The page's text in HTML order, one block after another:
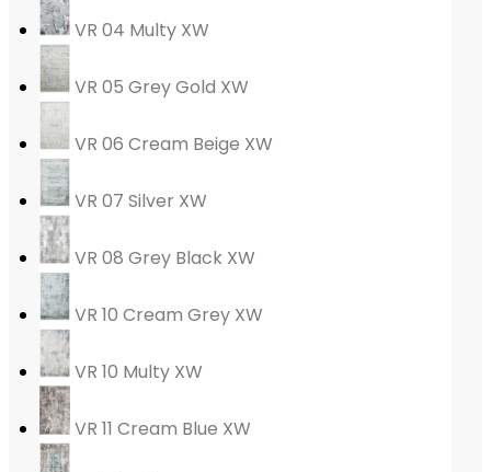
VR 04 Multy XW
VR 05 Grey Gold XW
VR 06 Cream Beige XW
VR 07 Silver XW
VR 08 Grey Black XW
VR 10 Cream Grey XW
VR 10 Multy XW
VR 11 Cream Blue XW